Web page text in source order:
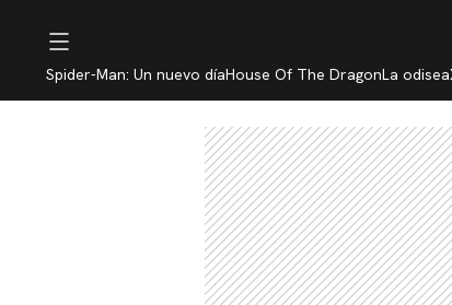
Spider-Man: Un nuevo díaHouse Of The DragonLa odisea